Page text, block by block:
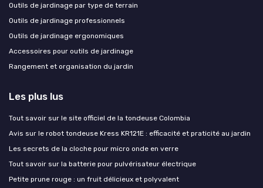
Outils de jardinage par type de terrain
Outils de jardinage professionnels
Outils de jardinage ergonomiques
Accessoires pour outils de jardinage
Rangement et organisation du jardin
Les plus lus
Tout savoir sur le site officiel de la tondeuse Colombia
Avis sur le robot tondeuse Kress KR121E : efficacité et praticité au jardin
Les secrets de la cloche pour micro onde en verre
Tout savoir sur la batterie pour pulvérisateur électrique
Petite prune rouge : un fruit délicieux et polyvalent